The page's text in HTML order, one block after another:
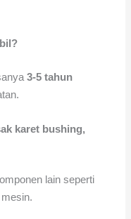
3-5 tahun
karet bushing,
lain seperti